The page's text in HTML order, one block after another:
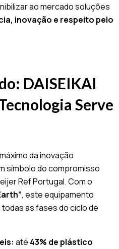
ao mercado soluções
inovação e respeito pelo
DAISEIKAI
Serve
da inovação
símbolo do compromisso
Ref Portugal. Com o
, este equipamento
as fases do ciclo de
até 43% de plástico